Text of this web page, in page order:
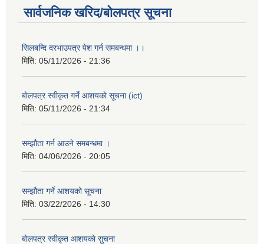
सार्वजनिक खरिद/बोलपत्र सूचना
सिलबन्दि दरभाउपत्र पेश गर्न समबन्धमा ।।
मिति: 05/11/2026 - 21:36
बाेलपत्र स्वीकृत गर्ने आशयकाे सूचना (ict)
मिति: 05/11/2026 - 21:34
सम्झौता गर्न आउने समबन्धमा ।
मिति: 04/06/2026 - 20:05
सम्झौता गर्ने आशयको सूचना
मिति: 03/22/2026 - 14:30
बाेलपत्र स्वीकृत आशयकाे सुचना